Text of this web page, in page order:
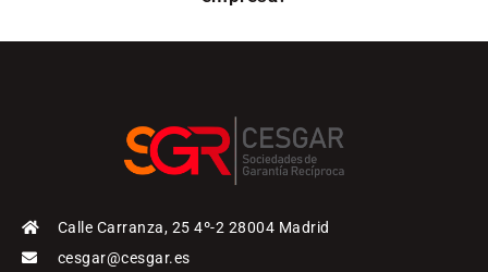
Calle Carranza, 25 4º-2 28004 Madrid
cesgar@cesgar.es